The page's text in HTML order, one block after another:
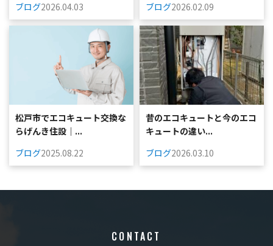
ブログ2026.04.03
ブログ2026.02.09
松戸市でエコキュート交換な
らげんき住設｜...
ブログ2025.08.22
昔のエコキュートと今のエコ
キュートの違い...
ブログ2026.03.10
CONTACT